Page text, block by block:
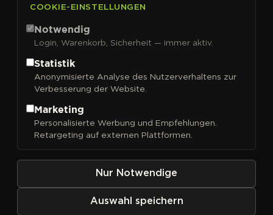
Cloud Walker
Cannabissamen von
Greenhouse Seed Co. kaufen
eine kolumbianische Landrasse mit moderner US-
Genetik: Punta Roja trifft auf eine Selektion rund um
Mendo Breath. Herausgekommen ist eine
feminisierte, sativadominante Sorte mit tropischem
COOKIE-EINSTELLUNGEN
Notwendig
Login, Warenkorb, Sicherheit — immer aktiv.
Statistik
Anonymisierte Analyse des Nutzerverhaltens zur
Verbesserung der Website.
Marketing
Personalisierte Werbung und Empfehlungen.
Retargeting auf externen Plattformen.
Nur Notwendige
Auswahl speichern